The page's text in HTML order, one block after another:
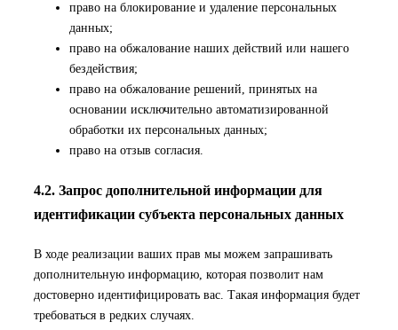
право на блокирование и удаление персональных
данных;
право на обжалование наших действий или нашего
бездействия;
право на обжалование решений, принятых на
основании исключительно автоматизированной
обработки их персональных данных;
право на отзыв согласия.
4.2. Запрос дополнительной информации для
идентификации субъекта персональных данных
В ходе реализации ваших прав мы можем запрашивать
дополнительную информацию, которая позволит нам
достоверно идентифицировать вас. Такая информация будет
требоваться в редких случаях.